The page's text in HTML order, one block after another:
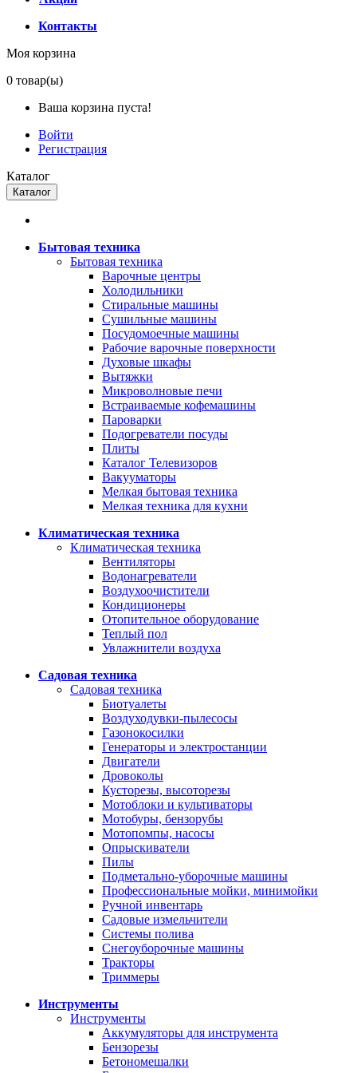
Контакты
Моя корзина
0 товар(ы)
Ваша корзина пуста!
Войти
Регистрация
Каталог
Каталог
Бытовая техника
Бытовая техника
Варочные центры
Холодильники
Стиральные машины
Сушильные машины
Посудомоечные машины
Рабочие варочные поверхности
Духовые шкафы
Вытяжки
Микроволновые печи
Встраиваемые кофемашины
Пароварки
Подогреватели посуды
Плиты
Каталог Телевизоров
Вакууматоры
Мелкая бытовая техника
Мелкая техника для кухни
Климатическая техника
Климатическая техника
Вентиляторы
Водонагреватели
Воздухоочистители
Кондиционеры
Отопительное оборудование
Теплый пол
Увлажнители воздуха
Садовая техника
Садовая техника
Биотуалеты
Воздуходувки-пылесосы
Газонокосилки
Генераторы и электростанции
Двигатели
Дровоколы
Кусторезы, высоторезы
Мотоблоки и культиваторы
Мотобуры, бензорубы
Мотопомпы, насосы
Опрыскиватели
Пилы
Подметально-уборочные машины
Профессиональные мойки, минимойки
Ручной инвентарь
Садовые измельчители
Системы полива
Снегоуборочные машины
Тракторы
Триммеры
Инструменты
Инструменты
Аккумуляторы для инструмента
Бензорезы
Бетономешалки